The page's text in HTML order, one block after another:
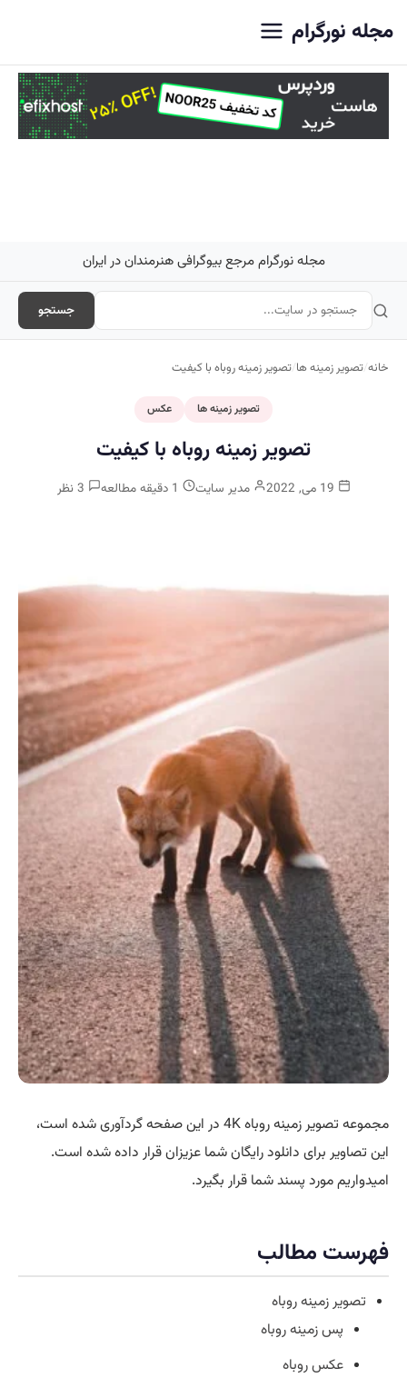
مجله نورگرام
مجله نورگرام مرجع بیوگرافی هنرمندان در ایران
جستجو
خانه/تصویر زمینه ها /تصویر زمینه روباه با کیفیت
تصویر زمینه ها عکس
تصویر زمینه روباه با کیفیت
مدیر سایت
مجموعه تصویر زمینه روباه 4K در این صفحه گردآوری شده است،
این تصاویر برای دانلود رایگان شما عزیزان قرار داده شده است.
امیدواریم مورد پسند شما قرار بگیرد.
فهرست مطالب
تصویر زمینه روباه
پس زمینه روباه
عکس روباه